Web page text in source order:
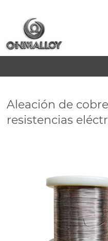
Aleación de
resistencias